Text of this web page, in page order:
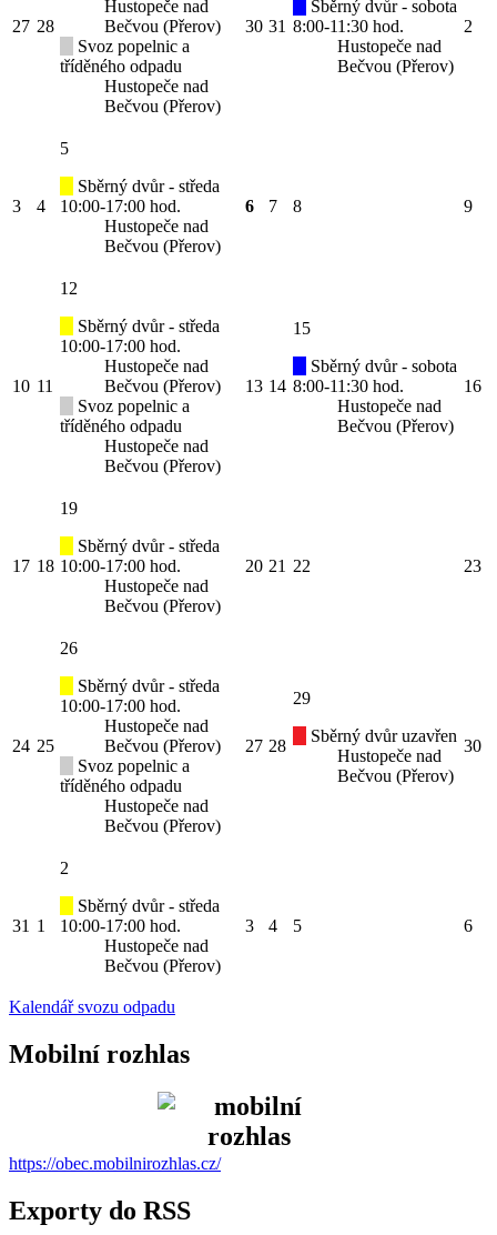
27 28
Hustopeče nad
Bečvou (Přerov)
Svoz popelnic a
tříděného odpadu
Hustopeče nad
Bečvou (Přerov)
30 31
Sběrný dvůr - sobota
8:00-11:30 hod.
Hustopeče nad
Bečvou (Přerov)
2
3 4
5
Sběrný dvůr - středa
10:00-17:00 hod.
Hustopeče nad
Bečvou (Přerov)
6 7 8 9
10 11
12
Sběrný dvůr - středa
10:00-17:00 hod.
Hustopeče nad
Bečvou (Přerov)
Svoz popelnic a
tříděného odpadu
Hustopeče nad
Bečvou (Přerov)
13 14
15
Sběrný dvůr - sobota
8:00-11:30 hod.
Hustopeče nad
Bečvou (Přerov)
16
17 18
19
Sběrný dvůr - středa
10:00-17:00 hod.
Hustopeče nad
Bečvou (Přerov)
20 21 22 23
24 25
26
Sběrný dvůr - středa
10:00-17:00 hod.
Hustopeče nad
Bečvou (Přerov)
Svoz popelnic a
tříděného odpadu
Hustopeče nad
Bečvou (Přerov)
27 28
29
Sběrný dvůr uzavřen
Hustopeče nad
Bečvou (Přerov)
30
31 1
2
Sběrný dvůr - středa
10:00-17:00 hod.
Hustopeče nad
Bečvou (Přerov)
3 4 5 6
Kalendář svozu odpadu
Mobilní rozhlas
https://obec.mobilnirozhlas.cz/
Exporty do RSS